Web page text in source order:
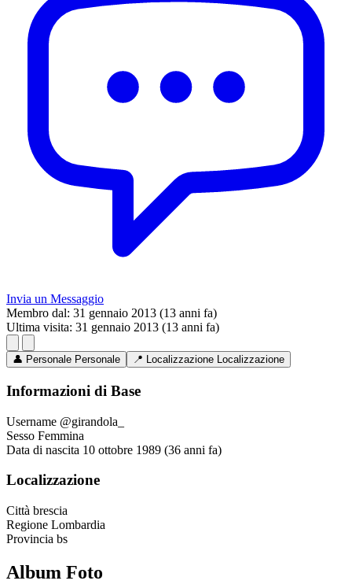
Invia un Messaggio
Membro dal: 31 gennaio 2013 (13 anni fa)
Ultima visita: 31 gennaio 2013 (13 anni fa)
👤 Personale Personale 📍 Localizzazione Localizzazione
Informazioni di Base
Username @girandola_
Sesso Femmina
Data di nascita 10 ottobre 1989 (36 anni fa)
Localizzazione
Città brescia
Regione Lombardia
Provincia bs
Album Foto